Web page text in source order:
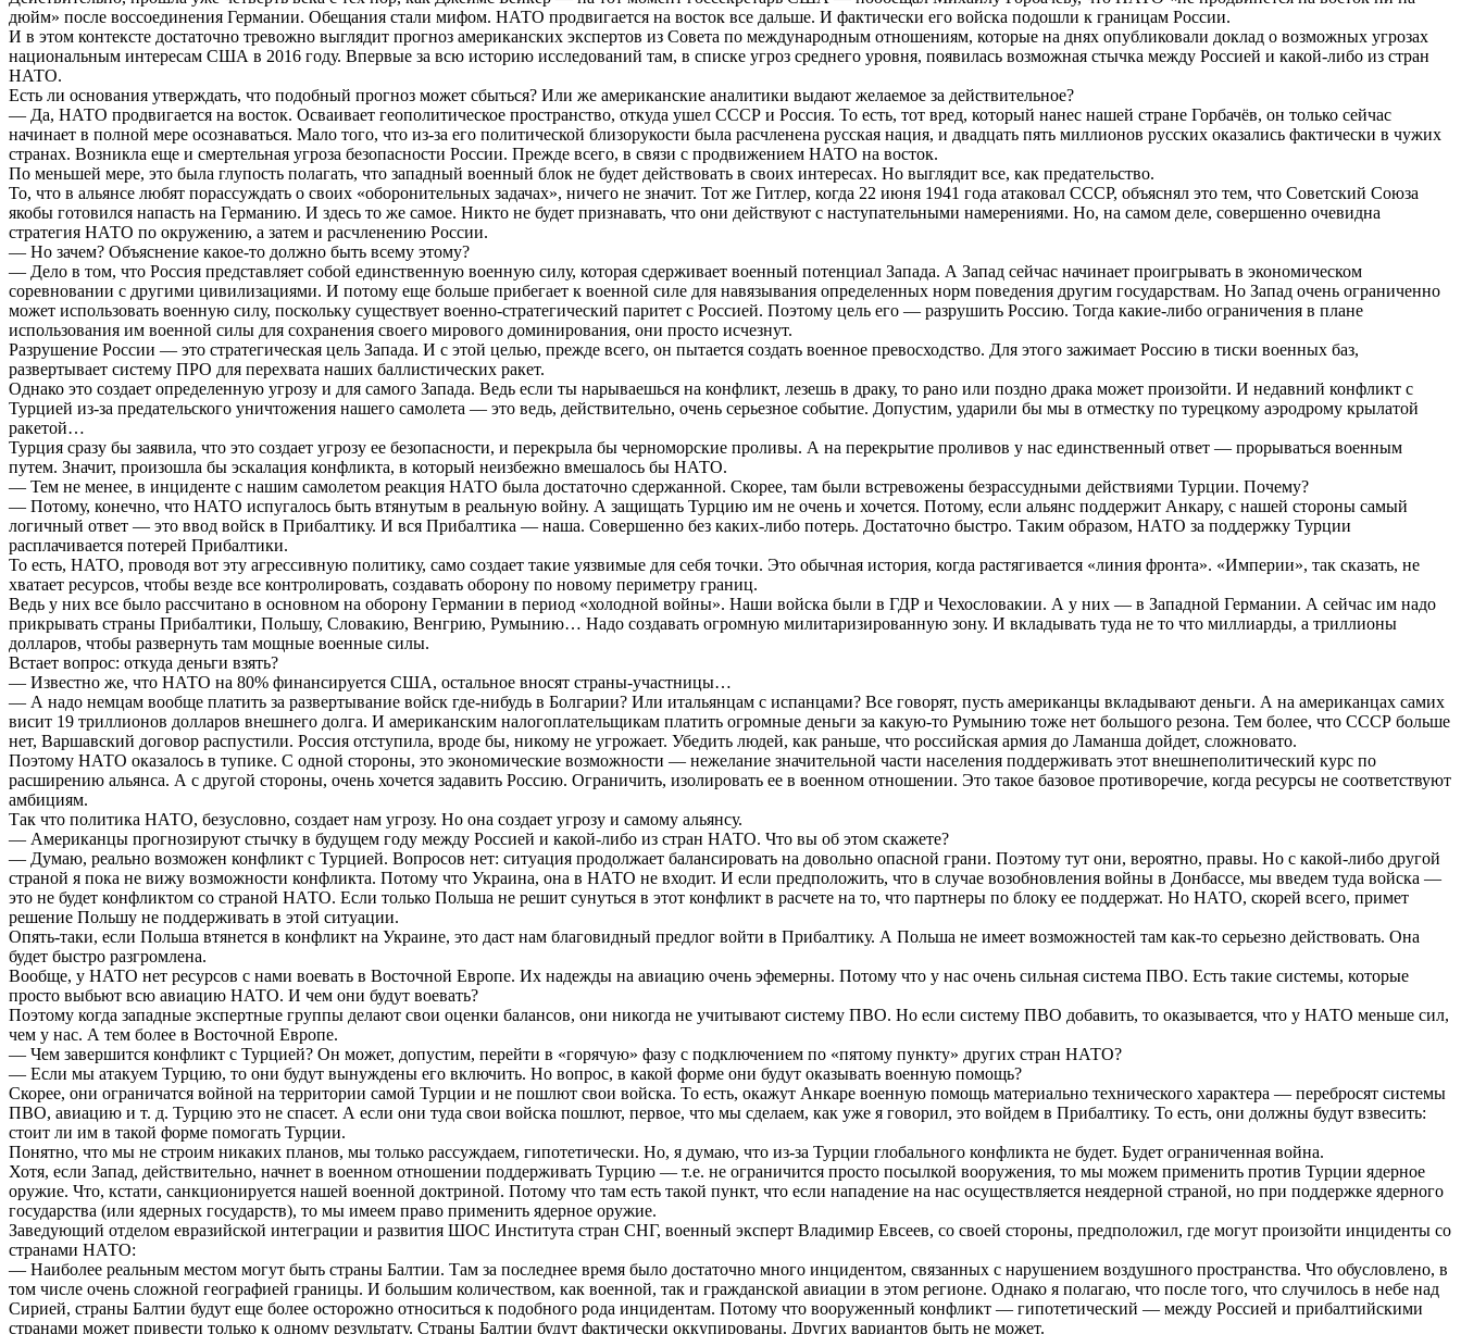
дюйм» после воссоединения Германии. Обещания стали мифом. НАТО продвигается на восток все дальше. И фактически его войска подошли к границам России.
И в этом контексте достаточно тревожно выглядит прогноз американских экспертов из Совета по международным отношениям, которые на днях опубликовали доклад о возможных угрозах
национальным интересам США в 2016 году. Впервые за всю историю исследований там, в списке угроз среднего уровня, появилась возможная стычка между Россией и какой-либо из стран
НАТО.
Есть ли основания утверждать, что подобный прогноз может сбыться? Или же американские аналитики выдают желаемое за действительное?
— Да, НАТО продвигается на восток. Осваивает геополитическое пространство, откуда ушел СССР и Россия. То есть, тот вред, который нанес нашей стране Горбачёв, он только сейчас
начинает в полной мере осознаваться. Мало того, что из-за его политической близорукости была расчленена русская нация, и двадцать пять миллионов русских оказались фактически в чужих
странах. Возникла еще и смертельная угроза безопасности России. Прежде всего, в связи с продвижением НАТО на восток.
По меньшей мере, это была глупость полагать, что западный военный блок не будет действовать в своих интересах. Но выглядит все, как предательство.
То, что в альянсе любят порассуждать о своих «оборонительных задачах», ничего не значит. Тот же Гитлер, когда 22 июня 1941 года атаковал СССР, объяснял это тем, что Советский Союза
якобы готовился напасть на Германию. И здесь то же самое. Никто не будет признавать, что они действуют с наступательными намерениями. Но, на самом деле, совершенно очевидна
стратегия НАТО по окружению, а затем и расчленению России.
— Но зачем? Объяснение какое-то должно быть всему этому?
— Дело в том, что Россия представляет собой единственную военную силу, которая сдерживает военный потенциал Запада. А Запад сейчас начинает проигрывать в экономическом
соревновании с другими цивилизациями. И потому еще больше прибегает к военной силе для навязывания определенных норм поведения другим государствам. Но Запад очень ограниченно
может использовать военную силу, поскольку существует военно-стратегический паритет с Россией. Поэтому цель его — разрушить Россию. Тогда какие-либо ограничения в плане
использования им военной силы для сохранения своего мирового доминирования, они просто исчезнут.
Разрушение России — это стратегическая цель Запада. И с этой целью, прежде всего, он пытается создать военное превосходство. Для этого зажимает Россию в тиски военных баз,
развертывает систему ПРО для перехвата наших баллистических ракет.
Однако это создает определенную угрозу и для самого Запада. Ведь если ты нарываешься на конфликт, лезешь в драку, то рано или поздно драка может произойти. И недавний конфликт с
Турцией из-за предательского уничтожения нашего самолета — это ведь, действительно, очень серьезное событие. Допустим, ударили бы мы в отместку по турецкому аэродрому крылатой
ракетой…
Турция сразу бы заявила, что это создает угрозу ее безопасности, и перекрыла бы черноморские проливы. А на перекрытие проливов у нас единственный ответ — прорываться военным
путем. Значит, произошла бы эскалация конфликта, в который неизбежно вмешалось бы НАТО.
— Тем не менее, в инциденте с нашим самолетом реакция НАТО была достаточно сдержанной. Скорее, там были встревожены безрассудными действиями Турции. Почему?
— Потому, конечно, что НАТО испугалось быть втянутым в реальную войну. А защищать Турцию им не очень и хочется. Потому, если альянс поддержит Анкару, с нашей стороны самый
логичный ответ — это ввод войск в Прибалтику. И вся Прибалтика — наша. Совершенно без каких-либо потерь. Достаточно быстро. Таким образом, НАТО за поддержку Турции
расплачивается потерей Прибалтики.
То есть, НАТО, проводя вот эту агрессивную политику, само создает такие уязвимые для себя точки. Это обычная история, когда растягивается «линия фронта». «Империи», так сказать, не
хватает ресурсов, чтобы везде все контролировать, создавать оборону по новому периметру границ.
Ведь у них все было рассчитано в основном на оборону Германии в период «холодной войны». Наши войска были в ГДР и Чехословакии. А у них — в Западной Германии. А сейчас им надо
прикрывать страны Прибалтики, Польшу, Словакию, Венгрию, Румынию… Надо создавать огромную милитаризированную зону. И вкладывать туда не то что миллиарды, а триллионы
долларов, чтобы развернуть там мощные военные силы.
Встает вопрос: откуда деньги взять?
— Известно же, что НАТО на 80% финансируется США, остальное вносят страны-участницы…
— А надо немцам вообще платить за развертывание войск где-нибудь в Болгарии? Или итальянцам с испанцами? Все говорят, пусть американцы вкладывают деньги. А на американцах самих
висит 19 триллионов долларов внешнего долга. И американским налогоплательщикам платить огромные деньги за какую-то Румынию тоже нет большого резона. Тем более, что СССР больше
нет, Варшавский договор распустили. Россия отступила, вроде бы, никому не угрожает. Убедить людей, как раньше, что российская армия до Ламанша дойдет, сложновато.
Поэтому НАТО оказалось в тупике. С одной стороны, это экономические возможности — нежелание значительной части населения поддерживать этот внешнеполитический курс по
расширению альянса. А с другой стороны, очень хочется задавить Россию. Ограничить, изолировать ее в военном отношении. Это такое базовое противоречие, когда ресурсы не соответствуют
амбициям.
Так что политика НАТО, безусловно, создает нам угрозу. Но она создает угрозу и самому альянсу.
— Американцы прогнозируют стычку в будущем году между Россией и какой-либо из стран НАТО. Что вы об этом скажете?
— Думаю, реально возможен конфликт с Турцией. Вопросов нет: ситуация продолжает балансировать на довольно опасной грани. Поэтому тут они, вероятно, правы. Но с какой-либо другой
страной я пока не вижу возможности конфликта. Потому что Украина, она в НАТО не входит. И если предположить, что в случае возобновления войны в Донбассе, мы введем туда войска —
это не будет конфликтом со страной НАТО. Если только Польша не решит сунуться в этот конфликт в расчете на то, что партнеры по блоку ее поддержат. Но НАТО, скорей всего, примет
решение Польшу не поддерживать в этой ситуации.
Опять-таки, если Польша втянется в конфликт на Украине, это даст нам благовидный предлог войти в Прибалтику. А Польша не имеет возможностей там как-то серьезно действовать. Она
будет быстро разгромлена.
Вообще, у НАТО нет ресурсов с нами воевать в Восточной Европе. Их надежды на авиацию очень эфемерны. Потому что у нас очень сильная система ПВО. Есть такие системы, которые
просто выбьют всю авиацию НАТО. И чем они будут воевать?
Поэтому когда западные экспертные группы делают свои оценки балансов, они никогда не учитывают систему ПВО. Но если систему ПВО добавить, то оказывается, что у НАТО меньше сил,
чем у нас. А тем более в Восточной Европе.
— Чем завершится конфликт с Турцией? Он может, допустим, перейти в «горячую» фазу с подключением по «пятому пункту» других стран НАТО?
— Если мы атакуем Турцию, то они будут вынуждены его включить. Но вопрос, в какой форме они будут оказывать военную помощь?
Скорее, они ограничатся войной на территории самой Турции и не пошлют свои войска. То есть, окажут Анкаре военную помощь материально технического характера — перебросят системы
ПВО, авиацию и т. д. Турцию это не спасет. А если они туда свои войска пошлют, первое, что мы сделаем, как уже я говорил, это войдем в Прибалтику. То есть, они должны будут взвесить:
стоит ли им в такой форме помогать Турции.
Понятно, что мы не строим никаких планов, мы только рассуждаем, гипотетически. Но, я думаю, что из-за Турции глобального конфликта не будет. Будет ограниченная война.
Хотя, если Запад, действительно, начнет в военном отношении поддерживать Турцию — т.е. не ограничится просто посылкой вооружения, то мы можем применить против Турции ядерное
оружие. Что, кстати, санкционируется нашей военной доктриной. Потому что там есть такой пункт, что если нападение на нас осуществляется неядерной страной, но при поддержке ядерного
государства (или ядерных государств), то мы имеем право применить ядерное оружие.
Заведующий отделом евразийской интеграции и развития ШОС Института стран СНГ, военный эксперт Владимир Евсеев, со своей стороны, предположил, где могут произойти инциденты со
странами НАТО:
— Наиболее реальным местом могут быть страны Балтии. Там за последнее время было достаточно много инцидентом, связанных с нарушением воздушного пространства. Что обусловлено, в
том числе очень сложной географией границы. И большим количеством, как военной, так и гражданской авиации в этом регионе. Однако я полагаю, что после того, что случилось в небе над
Сирией, страны Балтии будут еще более осторожно относиться к подобного рода инцидентам. Потому что вооруженный конфликт — гипотетический — между Россией и прибалтийскими
странами может привести только к одному результату. Страны Балтии будут фактически оккупированы. Других вариантов быть не может.